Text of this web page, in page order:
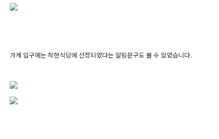
가게 입구에는 착한식당에 선정되었다는 알림문구도 볼 수 있었습니다.